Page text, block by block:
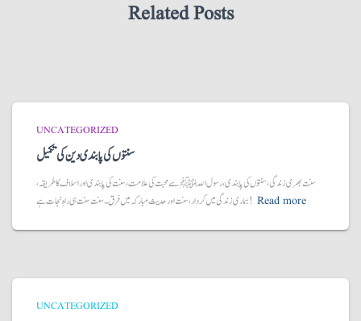
Related Posts
UNCATEGORIZED
سنتوں کی پابندی دین کی تکمیل
سنت بھری زندگی، سنتوں کی پابندی، رسول اللّہ ﷺ سے محبت کی علامت، سنت کی پابندی اور اسلاف کا طریقہ،
ہماری زندگی میں کردار، سنت اور حدیث مبارکہ میں فرق۔ سنت سنت ہی راہِ نجات ہے! Read more
UNCATEGORIZED